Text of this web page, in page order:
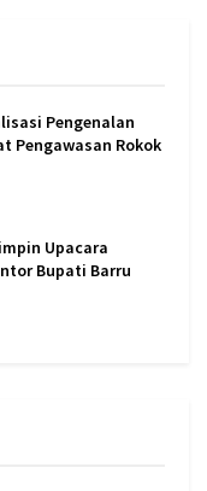
Pengenalan
Pengawasan Rokok
Upacara
Bupati Barru